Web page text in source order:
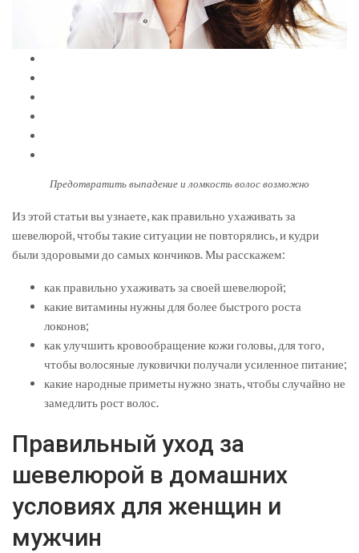
Предотвратить выпадение и ломкость волос возможно
Из этой статьи вы узнаете, как правильно ухаживать за
шевелюрой, чтобы такие ситуации не повторялись, и кудри
были здоровыми до самых кончиков. Мы расскажем:
как правильно ухаживать за своей шевелюрой;
какие витамины нужны для более быстрого роста
локонов;
как улучшить кровообращение кожи головы, для того,
чтобы волосяные луковички получали усиленное питание;
какие народные приметы нужно знать, чтобы случайно не
замедлить рост волос.
Правильный уход за
шевелюрой в домашних
условиях для женщин и
мужчин